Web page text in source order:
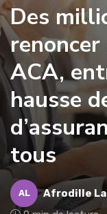
Des
ACA,
hausse
tous
AL Afrodille